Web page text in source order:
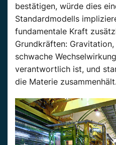
bestätigen, würde dies
Standardmodells
fundamentale Kraft
Grundkräften:
schwache
verantwortlich ist, und
die Materie